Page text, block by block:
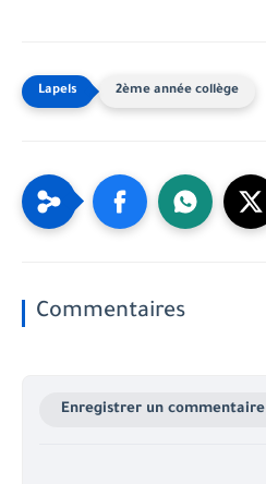
2ème année collège
Commentaires
Enregistrer un commentaire